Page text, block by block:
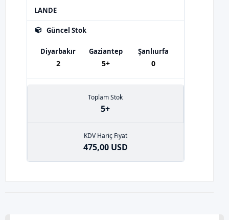
LANDE
Güncel Stok
Diyarbakır
2
Gaziantep
5+
Şanlıurfa
0
Toplam Stok
5+
KDV Hariç Fiyat
475,00 USD